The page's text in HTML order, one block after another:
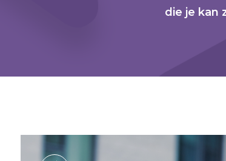
die je kan